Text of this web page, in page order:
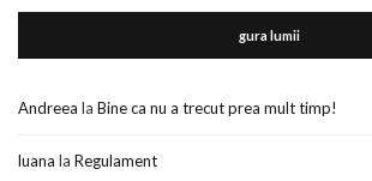
gura lumii
Andreea la Bine ca nu a trecut prea mult timp!
luana la Regulament